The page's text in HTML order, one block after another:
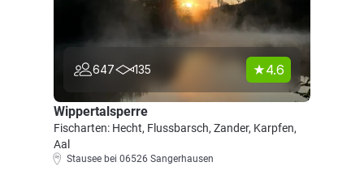
647 135 4.6
Wippertalsperre
Fischarten: Hecht, Flussbarsch, Zander, Karpfen,
Aal
Stausee bei 06526 Sangerhausen